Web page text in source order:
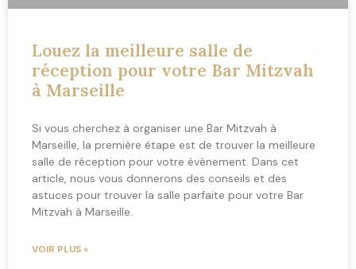
Louez la meilleure salle de
réception pour votre Bar Mitzvah
à Marseille
Si vous cherchez à organiser une Bar Mitzvah à
Marseille, la première étape est de trouver la meilleure
salle de réception pour votre événement. Dans cet
article, nous vous donnerons des conseils et des
astuces pour trouver la salle parfaite pour votre Bar
Mitzvah à Marseille.
VOIR PLUS »